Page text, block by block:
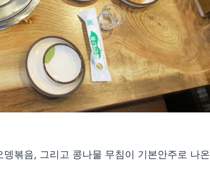
볶음, 그리고 콩나물 무침이 기본안주로 나온